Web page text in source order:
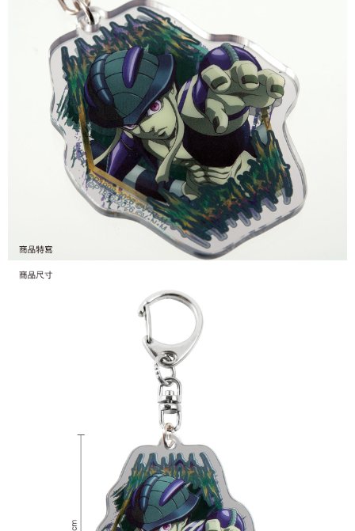
每筆NT$220
黑貓宅配-貨到付款
每筆NT$150